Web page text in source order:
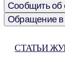
Сообщить об
Обращение в
СТАТЬИ